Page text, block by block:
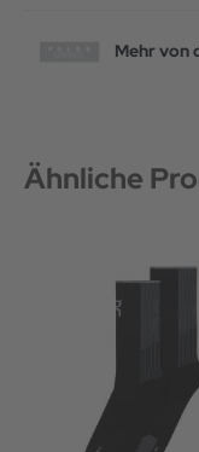
Mehr von
Ähnliche